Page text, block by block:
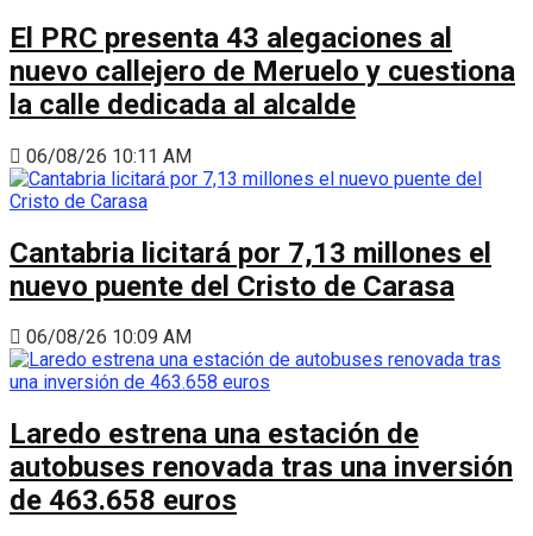
El PRC presenta 43 alegaciones al
nuevo callejero de Meruelo y cuestiona
la calle dedicada al alcalde
06/08/26 10:11 AM
Cantabria licitará por 7,13 millones el
nuevo puente del Cristo de Carasa
06/08/26 10:09 AM
Laredo estrena una estación de
autobuses renovada tras una inversión
de 463.658 euros